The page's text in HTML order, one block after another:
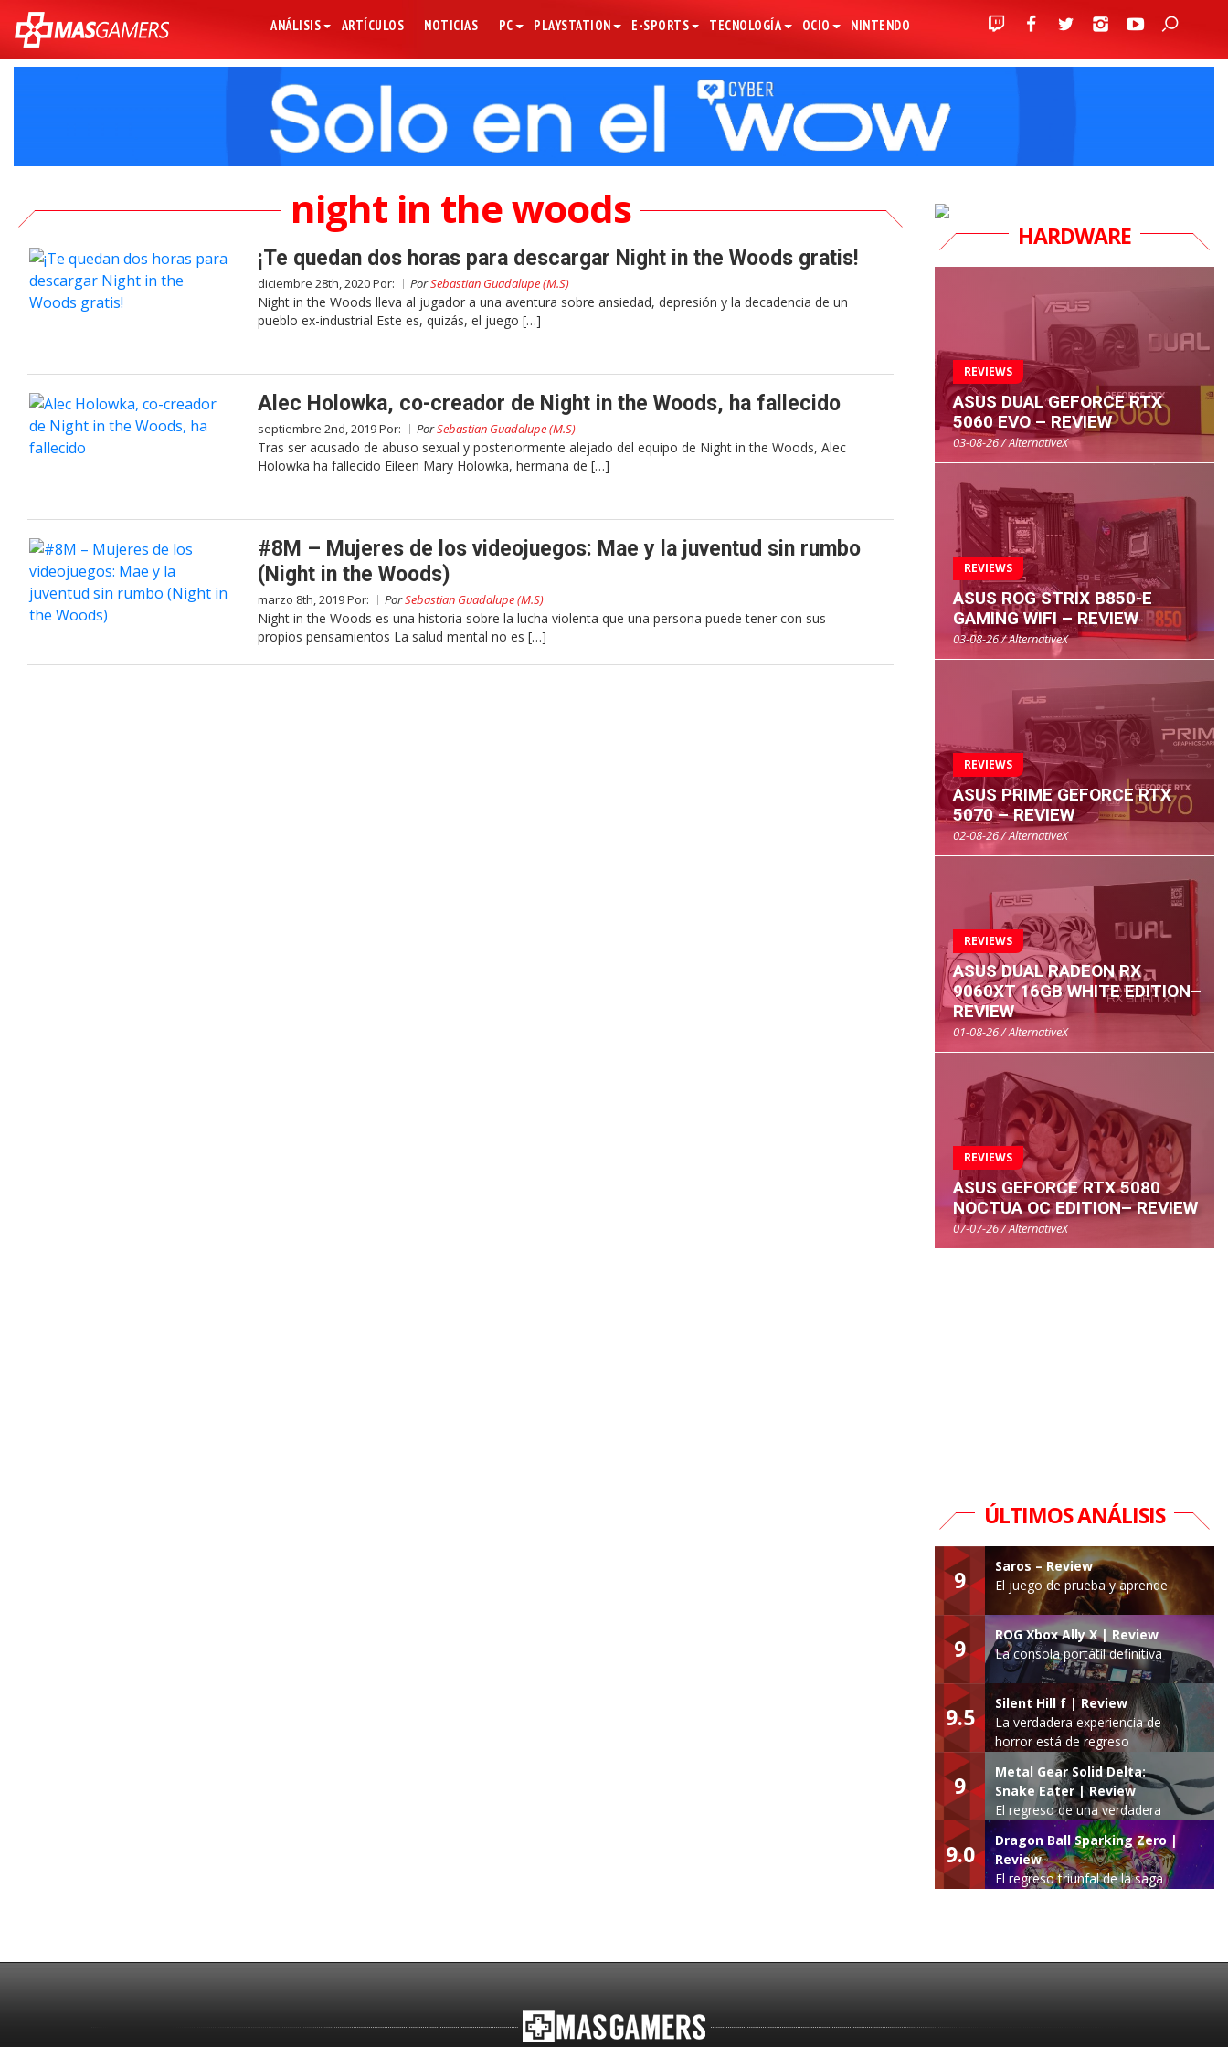
ANÁLISIS ARTÍCULOS NOTICIAS PC PLAYSTATION E-SPORTS TECNOLOGÍA OCIO NINTENDO
night in the woods
¡Te quedan dos horas para descargar Night in the Woods gratis!
diciembre 28th, 2020 Por: PorSebastian Guadalupe (M.S)
Night in the Woods lleva al jugador a una aventura sobre ansiedad, depresión y la decadencia de un
pueblo ex-industrial Este es, quizás, el juego […]
Alec Holowka, co-creador de Night in the Woods, ha fallecido
septiembre 2nd, 2019 Por: PorSebastian Guadalupe (M.S)
Tras ser acusado de abuso sexual y posteriormente alejado del equipo de Night in the Woods, Alec
Holowka ha fallecido Eileen Mary Holowka, hermana de […]
#8M – Mujeres de los videojuegos: Mae y la juventud sin rumbo
(Night in the Woods)
marzo 8th, 2019 Por: PorSebastian Guadalupe (M.S)
Night in the Woods es una historia sobre la lucha violenta que una persona puede tener con sus
propios pensamientos La salud mental no es […]
HARDWARE
REVIEWS
ASUS DUAL GEFORCE RTX
5060 EVO – REVIEW
03-08-26 / AlternativeX
REVIEWS
ASUS ROG STRIX B850-E
GAMING WIFI – REVIEW
03-08-26 / AlternativeX
REVIEWS
ASUS PRIME GEFORCE RTX
5070 – REVIEW
02-08-26 / AlternativeX
REVIEWS
ASUS DUAL RADEON RX
9060XT 16GB WHITE EDITION–
REVIEW
01-08-26 / AlternativeX
REVIEWS
ASUS GEFORCE RTX 5080
NOCTUA OC EDITION– REVIEW
07-07-26 / AlternativeX
ÚLTIMOS ANÁLISIS
9
Saros – Review
El juego de prueba y aprende
9
ROG Xbox Ally X | Review
La consola portátil definitiva
9.5
Silent Hill f | Review
La verdadera experiencia de
horror está de regreso
9
Metal Gear Solid Delta:
Snake Eater | Review
El regreso de una verdadera
leyenda
9.0
Dragon Ball Sparking Zero |
Review
El regreso triunfal de la saga